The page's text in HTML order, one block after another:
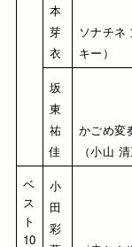
本
芽
衣
ソナチネ
キー）
坂
東
祐
佳
かごめ変
（小山 清
ベ
ス
ト
10
小
田
彩